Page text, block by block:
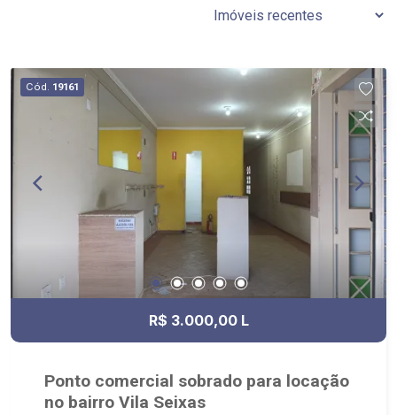
Cód. 19161
R$ 3.000,00 L
Ponto comercial sobrado para locação
no bairro Vila Seixas